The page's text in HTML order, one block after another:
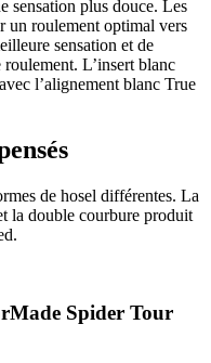
sensation plus douce. Les
un roulement optimal vers
sensation et de
roulement. L’insert blanc
l’alignement blanc True
de hosel différentes. La
la double courbure produit
Spider Tour